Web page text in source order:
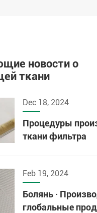
новости о
ткани
Dec 18, 2024
Процедуры
ткани фильтра
Feb 19, 2024
Болянь ·
глобальные